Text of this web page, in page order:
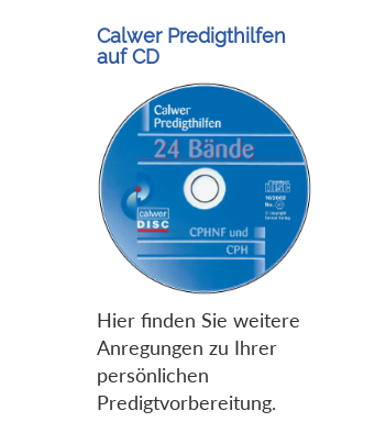
Calwer Predigthilfen
auf CD
Hier finden Sie weitere
Anregungen zu Ihrer
persönlichen
Predigtvorbereitung.